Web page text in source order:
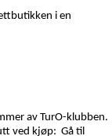
i en
av TurO-klubben.
ved kjøp: Gå til